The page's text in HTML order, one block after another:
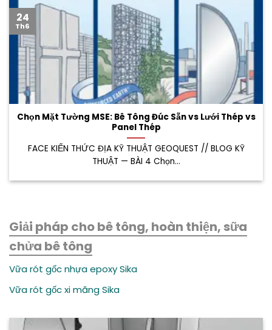
Chọn Mặt Tường MSE: Bê Tông Đúc Sẵn vs Lưới Thép vs
Panel Thép
FACE KIẾN THỨC ĐỊA KỸ THUẬT GEOQUEST // BLOG KỸ
THUẬT — BÀI 4 Chọn...
24
Th6
Giải pháp cho bê tông, hoàn thiện, sữa
chửa bê tông
Vữa rót gốc nhựa epoxy Sika
Vữa rót gốc xi măng Sika